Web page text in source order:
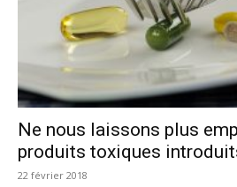
Ne nous laissons plus
produits toxiques
22 février 2018